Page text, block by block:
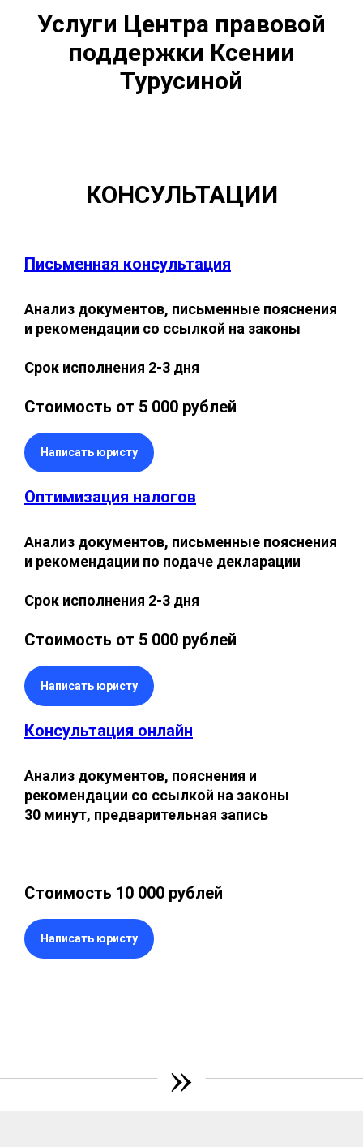
Услуги Центра правовой
поддержки Ксении
Турусиной
КОНСУЛЬТАЦИИ
Письменная консультация
Анализ документов, письменные пояснения
и рекомендации со ссылкой на законы
Срок исполнения 2-3 дня
Стоимость от 5 000 рублей
Написать юристу
Оптимизация налогов
Анализ документов, письменные пояснения
и рекомендации по подаче декларации
Срок исполнения 2-3 дня
Стоимость от 5 000 рублей
Написать юристу
Консультация онлайн
Анализ документов, пояснения и
рекомендации со ссылкой на законы
30 минут, предварительная запись
Стоимость 10 000 рублей
Написать юристу
»